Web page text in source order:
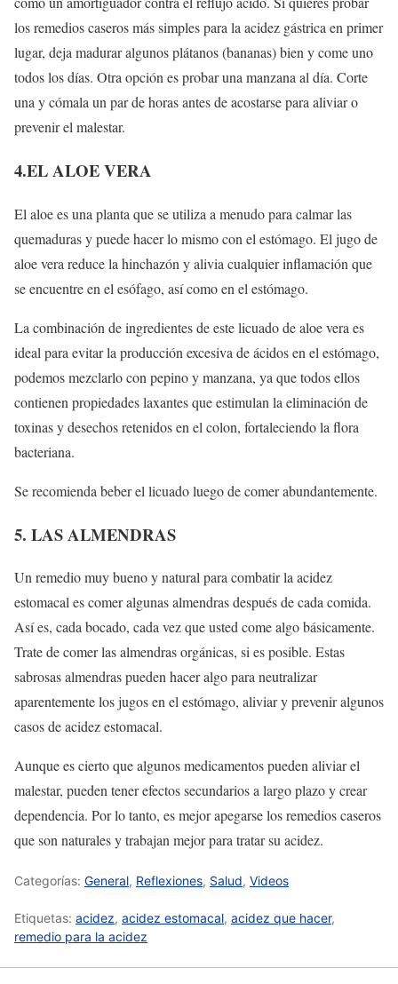
los remedios caseros más simples para la acidez gástrica en primer
lugar, deja madurar algunos plátanos (bananas) bien y come uno
todos los días. Otra opción es probar una manzana al día. Corte
una y cómala un par de horas antes de acostarse para aliviar o
prevenir el malestar.
4.EL ALOE VERA
El aloe es una planta que se utiliza a menudo para calmar las
quemaduras y puede hacer lo mismo con el estómago. El jugo de
aloe vera reduce la hinchazón y alivia cualquier inflamación que
se encuentre en el esófago, así como en el estómago.
La combinación de ingredientes de este licuado de aloe vera es
ideal para evitar la producción excesiva de ácidos en el estómago,
podemos mezclarlo con pepino y manzana, ya que todos ellos
contienen propiedades laxantes que estimulan la eliminación de
toxinas y desechos retenidos en el colon, fortaleciendo la flora
bacteriana.
Se recomienda beber el licuado luego de comer abundantemente.
5. LAS ALMENDRAS
Un remedio muy bueno y natural para combatir la acidez
estomacal es comer algunas almendras después de cada comida.
Así es, cada bocado, cada vez que usted come algo básicamente.
Trate de comer las almendras orgánicas, si es posible. Estas
sabrosas almendras pueden hacer algo para neutralizar
aparentemente los jugos en el estómago, aliviar y prevenir algunos
casos de acidez estomacal.
Aunque es cierto que algunos medicamentos pueden aliviar el
malestar, pueden tener efectos secundarios a largo plazo y crear
dependencia. Por lo tanto, es mejor apegarse los remedios caseros
que son naturales y trabajan mejor para tratar su acidez.
Categorías: General, Reflexiones, Salud, Videos
Etiquetas: acidez, acidez estomacal, acidez que hacer,
remedio para la acidez